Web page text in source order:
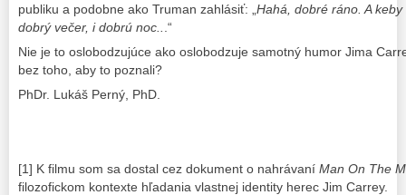
publiku a podobne ako Truman zahlásiť: „ Hahá, dobré ráno. A
dobrý večer, i dobrú noc..
.“
Nie je to oslobodzujúce ako oslobodzuje samotný humor Jima
bez toho, aby to poznali?
PhDr. Lukáš Perný, PhD.
[1] K filmu som sa dostal cez dokument o nahrávaní Man On The
filozofickom kontexte hľadania vlastnej identity herec Jim Carrey.